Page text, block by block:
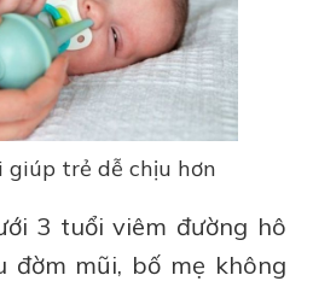
giúp trẻ dễ chịu hơn
3 tuổi viêm đường hô
đờm mũi, bố mẹ không